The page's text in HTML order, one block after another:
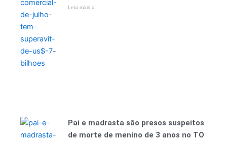
Leia mais »
Pai e madrasta são presos suspeitos
de morte de menino de 3 anos no TO